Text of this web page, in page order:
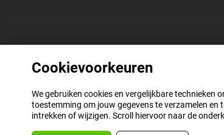
Cookievoorkeuren
We gebruiken cookies en vergelijkbare technieken
toestemming om jouw gegevens te verzamelen
intrekken of wijzigen. Scroll hiervoor naar de